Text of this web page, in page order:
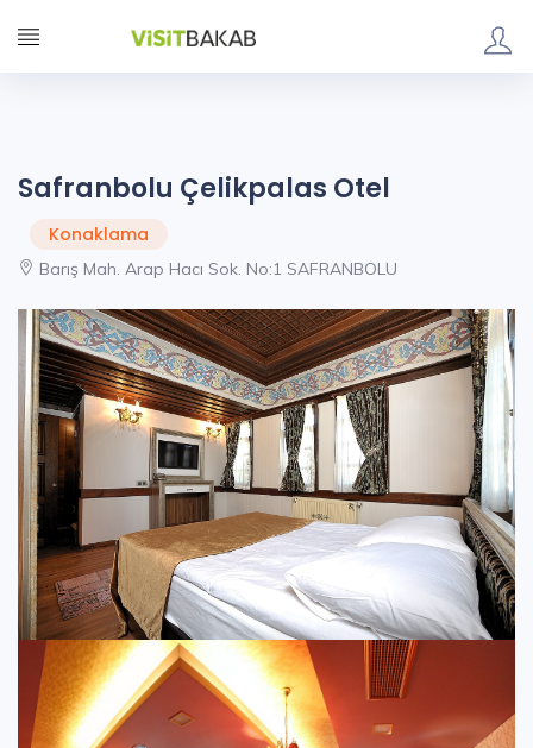
Safranbolu Çelikpalas Otel
Konaklama
Barış Mah. Arap Hacı Sok. No:1 SAFRANBOLU